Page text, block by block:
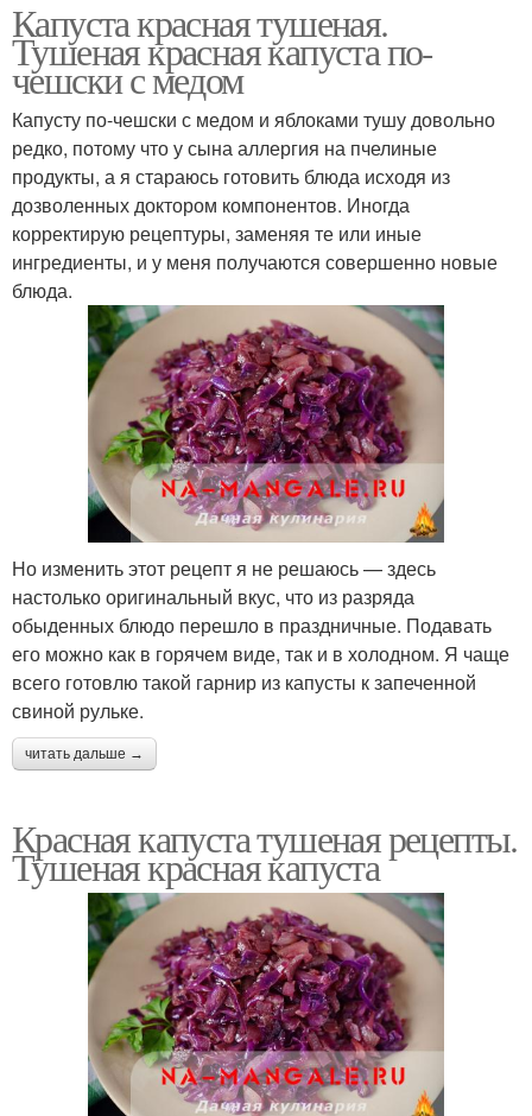
Капуста красная тушеная.
Тушеная красная капуста по-
чешски с медом
Капусту по-чешски с медом и яблоками тушу довольно
редко, потому что у сына аллергия на пчелиные
продукты, а я стараюсь готовить блюда исходя из
дозволенных доктором компонентов. Иногда
корректирую рецептуры, заменяя те или иные
ингредиенты, и у меня получаются совершенно новые
блюда.
Но изменить этот рецепт я не решаюсь — здесь
настолько оригинальный вкус, что из разряда
обыденных блюдо перешло в праздничные. Подавать
его можно как в горячем виде, так и в холодном. Я чаще
всего готовлю такой гарнир из капусты к запеченной
свиной рульке.
читать дальше →
Красная капуста тушеная рецепты.
Тушеная красная капуста